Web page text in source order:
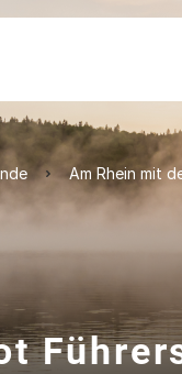
Am Rhein mit